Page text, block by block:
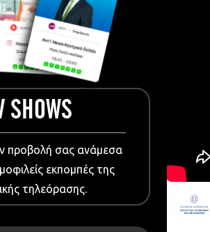
SHOWS
προβολή σας ανάμεσα
εκπομπές της
τηλεόρασης.